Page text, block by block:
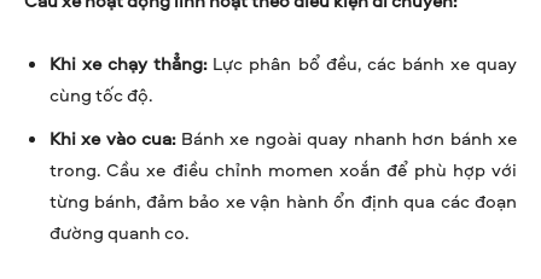
Khi xe chạy thẳng:Lực phân bổ đều, các bánh xe quay
cùng tốc độ.
Khi xe vào cua:Bánh xe ngoài quay nhanh hơn bánh xe
trong. Cầu xe điều chỉnh momen xoắn để phù hợp với
từng bánh, đảm bảo xe vận hành ổn định qua các đoạn
đường quanh co.